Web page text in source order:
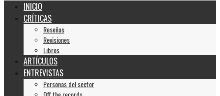
INICIO
CRÍTICAS
Reseñas
Revisiones
Libros
ARTÍCULOS
ENTREVISTAS
Personas del sector